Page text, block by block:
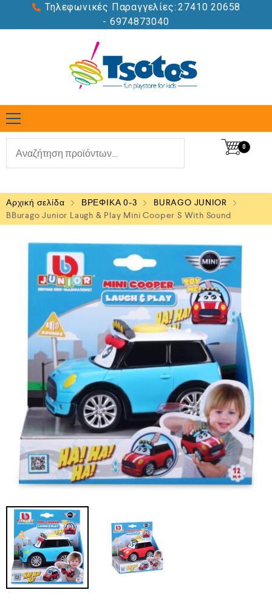
Τηλεφωνικές Παραγγελίες: 27410 20658
- 6974873040
0
Αρχική σελίδα ΒΡΕΦΙΚΑ 0-3
BURAGO JUNIOR
BBurago Junior Laugh & Play Mini Cooper S With Sound